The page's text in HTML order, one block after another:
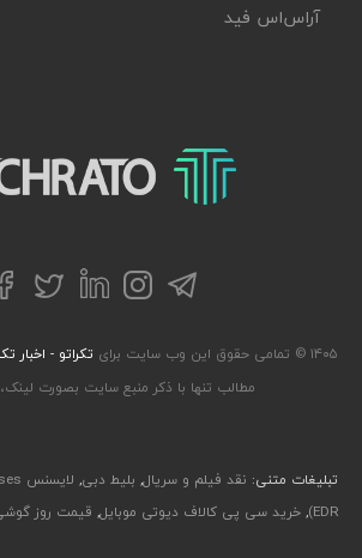
آر‌اس‌اس فید
تکراتو – زندگی با تکنولوژی
تلگراماینستاگرام
لینکداین
۱۴۰۵ © تمامی حقوق این وب سایت برای تکراتو - اخبار
مطالب تنها با ذکر منبع سایت بصورت
تبلیغات متنی: نقد فیلم و سریال, بلیط دبی,
EDR)
, خرید سی پی کالاف دیوتی موبایل, قیمت روز